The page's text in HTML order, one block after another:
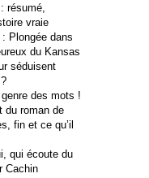
résumé,
vraie
Plongée dans
du Kansas
séduisent
des mots !
du roman de
fin et ce qu’il
qui écoute du
Cachin